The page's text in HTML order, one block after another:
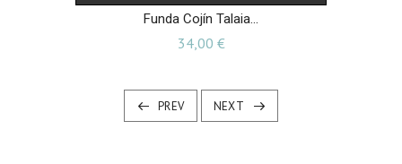
Funda Cojín Talaia...
34,00 €Precio
PREV NEXT